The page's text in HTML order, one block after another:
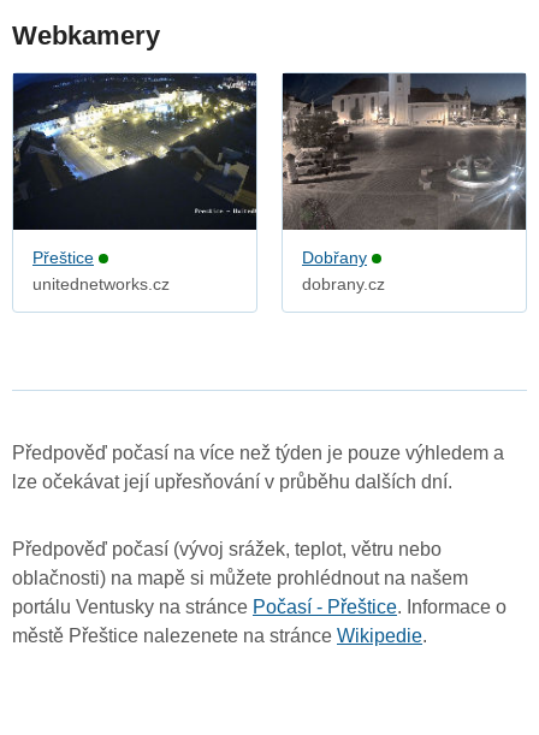
Webkamery
Přeštice
unitednetworks.cz
Dobřany
dobrany.cz
Předpověď počasí na více než týden je pouze výhledem a
lze očekávat její upřesňování v průběhu dalších dní.
Předpověď počasí (vývoj srážek, teplot, větru nebo
oblačnosti) na mapě si můžete prohlédnout na našem
portálu Ventusky na stránce Počasí - Přeštice. Informace o
městě Přeštice nalezenete na stránce Wikipedie.